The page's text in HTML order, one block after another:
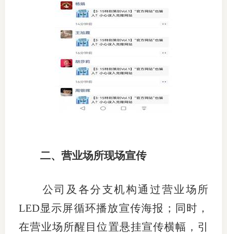
二、营业场所现场宣传
公司及各分支机构通过营业场所
LED显示屏循环播放宣传海报；同时，
在营业场所醒目位置悬挂宣传横幅，引